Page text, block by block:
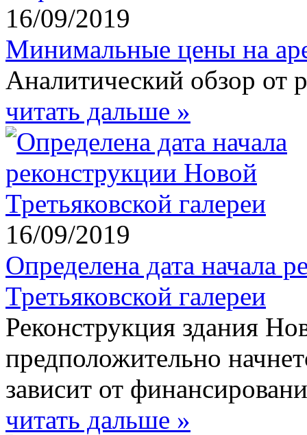
16/09/2019
Минимальные цены на
Аналитический обзор от
читать дальше »
16/09/2019
Определена дата начала
Третьяковской галереи
Реконструкция здания
предположительно
зависит от
читать дальше »